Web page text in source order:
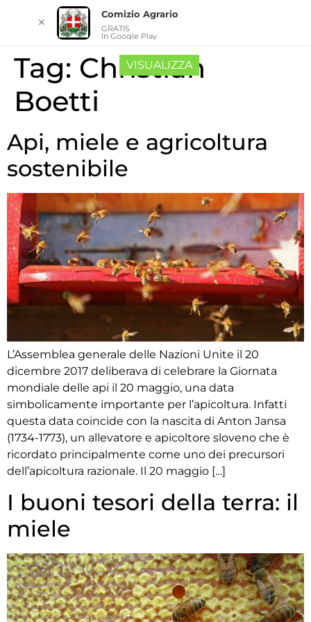
Tag: Christian
Boetti
Api, miele e agricoltura
sostenibile
L’Assemblea generale delle Nazioni Unite il 20
dicembre 2017 deliberava di celebrare la Giornata
mondiale delle api il 20 maggio, una data
simbolicamente importante per l’apicoltura. Infatti
questa data coincide con la nascita di Anton Jansa
(1734-1773), un allevatore e apicoltore sloveno che è
ricordato principalmente come uno dei precursori
dell’apicoltura razionale. Il 20 maggio […]
I buoni tesori della terra: il
miele
✕
Comizio Agrario
GRATIS
In Google Play
VISUALIZZA